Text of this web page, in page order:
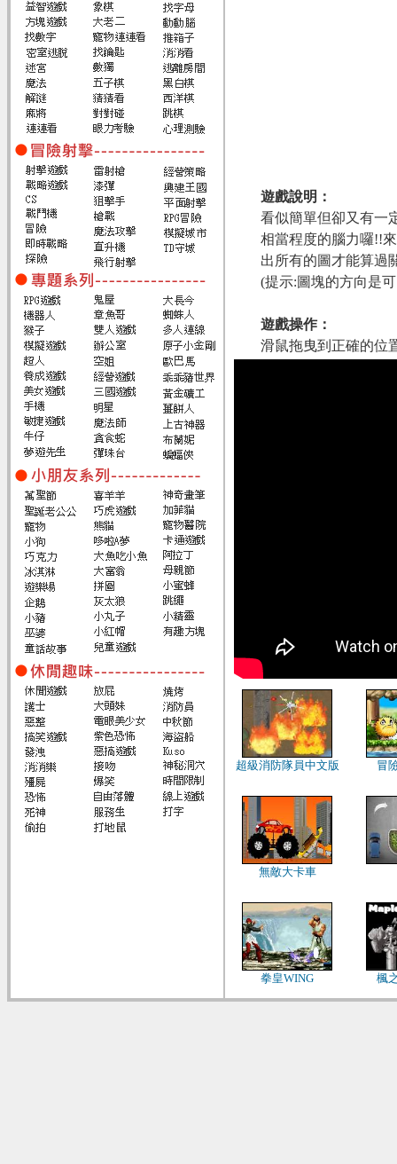
遊戲說明：
看似簡單但卻又有一
相當程度的腦力囉!!
出所有的圖才能算過
(提示:圖塊的方向是
遊戲操作：
滑鼠拖曳到正確的位
超級消防隊員中文版 冒
無敵大卡車
拳皇WING 楓